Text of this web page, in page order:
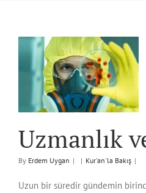
Uzmanlık
By Erdem Uygan | | Kur'an'la Bakış |
Uzun bir süredir gündemin